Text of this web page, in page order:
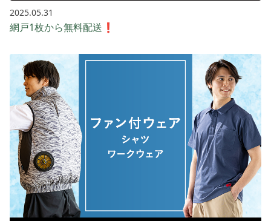
2025.05.31
網戸1枚から無料配送❗